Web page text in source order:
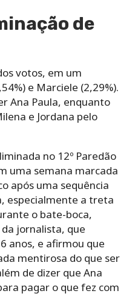
de
votos, em um
e Marciele (2,29%).
Ana Paula, enquanto
e Jordana pelo
no 12º Paredão
uma semana marcada
após uma sequência
especialmente a treta
o bate-boca,
jornalista, que
anos, e afirmou que
mentirosa do que ser
de dizer que Ana
pagar o que fez com